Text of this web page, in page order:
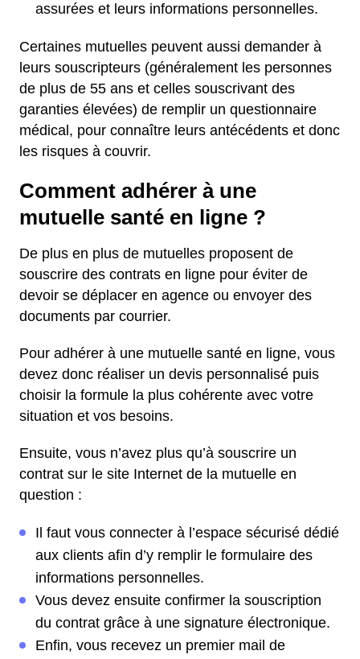
assurées et leurs informations personnelles.
Certaines mutuelles peuvent aussi demander à
leurs souscripteurs (généralement les personnes
de plus de 55 ans et celles souscrivant des
garanties élevées) de remplir un questionnaire
médical, pour connaître leurs antécédents et donc
les risques à couvrir.
Comment adhérer à une
mutuelle santé en ligne ?
De plus en plus de mutuelles proposent de
souscrire des contrats en ligne pour éviter de
devoir se déplacer en agence ou envoyer des
documents par courrier.
Pour adhérer à une mutuelle santé en ligne, vous
devez donc réaliser un devis personnalisé puis
choisir la formule la plus cohérente avec votre
situation et vos besoins.
Ensuite, vous n’avez plus qu’à souscrire un
contrat sur le site Internet de la mutuelle en
question :
Il faut vous connecter à l’espace sécurisé dédié
aux clients afin d’y remplir le formulaire des
informations personnelles.
Vous devez ensuite confirmer la souscription
du contrat grâce à une signature électronique.
Enfin, vous recevez un premier mail de